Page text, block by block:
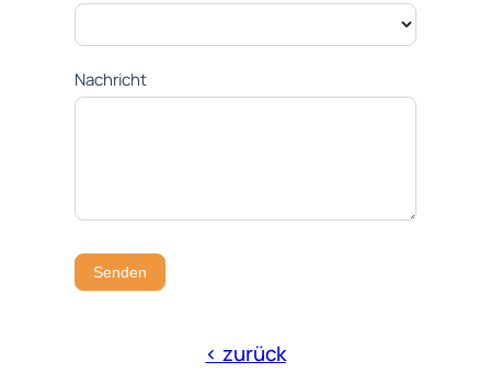
Nachricht
Senden
< zurück